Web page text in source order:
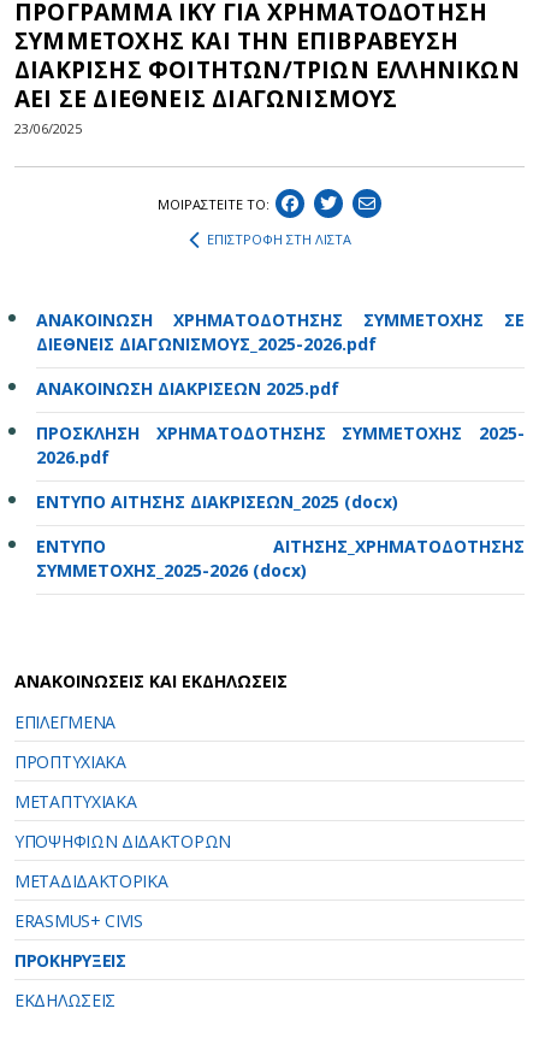
ΠΡΟΓΡΑΜΜΑ ΙΚΥ ΓΙΑ ΧΡΗΜΑΤΟΔΟΤΗΣΗ
ΣΥΜΜΕΤΟΧΗΣ ΚΑΙ ΤΗΝ ΕΠΙΒΡΑΒΕΥΣΗ
ΔΙΑΚΡΙΣΗΣ ΦΟΙΤΗΤΩΝ/ΤΡΙΩΝ ΕΛΛΗΝΙΚΩΝ
ΑΕΙ ΣΕ ΔΙΕΘΝΕΙΣ ΔΙΑΓΩΝΙΣΜΟΥΣ
23/06/2025
ΜΟΙΡΑΣΤEIΤΕ ΤΟ:
ΕΠΙΣΤΡΟΦΗ ΣΤΗ ΛΙΣΤΑ
ΑΝΑΚΟΙΝΩΣΗ ΧΡΗΜΑΤΟΔΟΤΗΣΗΣ ΣΥΜΜΕΤΟΧΗΣ ΣΕ
ΔΙΕΘΝΕΙΣ ΔΙΑΓΩΝΙΣΜΟΥΣ_2025-2026.pdf
ΑΝΑΚΟΙΝΩΣΗ ΔΙΑΚΡΙΣΕΩΝ 2025.pdf
ΠΡΟΣΚΛΗΣΗ ΧΡΗΜΑΤΟΔΟΤΗΣΗΣ ΣΥΜΜΕΤΟΧΗΣ 2025-
2026.pdf
ΕΝΤΥΠΟ ΑΙΤΗΣΗΣ ΔΙΑΚΡΙΣΕΩΝ_2025 (docx)
ΕΝΤΥΠΟ ΑΙΤΗΣΗΣ_ΧΡΗΜΑΤΟΔΟΤΗΣΗΣ
ΣΥΜΜΕΤΟΧΗΣ_2025-2026 (docx)
ΑΝΑΚΟΙΝΩΣΕΙΣ ΚΑΙ ΕΚΔΗΛΩΣΕΙΣ
ΕΠΙΛΕΓΜΕΝΑ
ΠΡΟΠΤΥΧΙΑΚΑ
ΜΕΤΑΠΤΥΧΙΑΚΑ
ΥΠΟΨΗΦΙΩΝ ΔΙΔΑΚΤΟΡΩΝ
ΜΕΤΑΔΙΔΑΚΤΟΡΙΚΑ
ERASMUS+ CIVIS
ΠΡΟΚΗΡΥΞΕΙΣ
ΕΚΔΗΛΩΣΕΙΣ